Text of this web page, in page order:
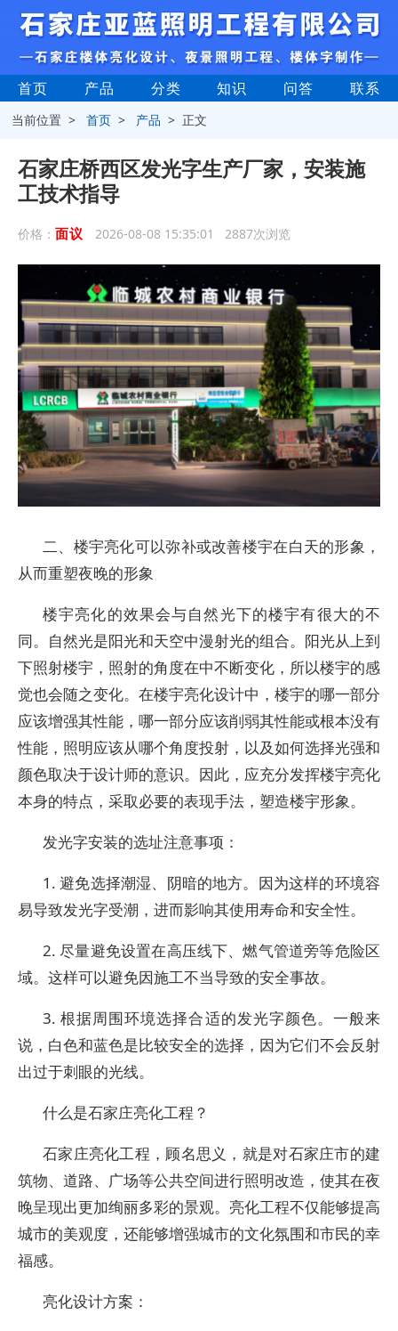
首页 产品 分类 知识 问答 联系
当前位置 >首页 > 产品 > 正文
石家庄桥西区发光字生产厂家，安装施
工技术指导
价格： 面议 2026-08-08 15:35:01 2887次浏览
二、楼宇亮化可以弥补或改善楼宇在白天的形象，
从而重塑夜晚的形象
楼宇亮化的效果会与自然光下的楼宇有很大的不
同。自然光是阳光和天空中漫射光的组合。阳光从上到
下照射楼宇，照射的角度在中不断变化，所以楼宇的感
觉也会随之变化。在楼宇亮化设计中，楼宇的哪一部分
应该增强其性能，哪一部分应该削弱其性能或根本没有
性能，照明应该从哪个角度投射，以及如何选择光强和
颜色取决于设计师的意识。因此，应充分发挥楼宇亮化
本身的特点，采取必要的表现手法，塑造楼宇形象。
发光字安装的选址注意事项：
1. 避免选择潮湿、阴暗的地方。因为这样的环境容
易导致发光字受潮，进而影响其使用寿命和安全性。
2. 尽量避免设置在高压线下、燃气管道旁等危险区
域。这样可以避免因施工不当导致的安全事故。
3. 根据周围环境选择合适的发光字颜色。一般来
说，白色和蓝色是比较安全的选择，因为它们不会反射
出过于刺眼的光线。
什么是石家庄亮化工程？
石家庄亮化工程，顾名思义，就是对石家庄市的建
筑物、道路、广场等公共空间进行照明改造，使其在夜
晚呈现出更加绚丽多彩的景观。亮化工程不仅能够提高
城市的美观度，还能够增强城市的文化氛围和市民的幸
福感。
亮化设计方案：